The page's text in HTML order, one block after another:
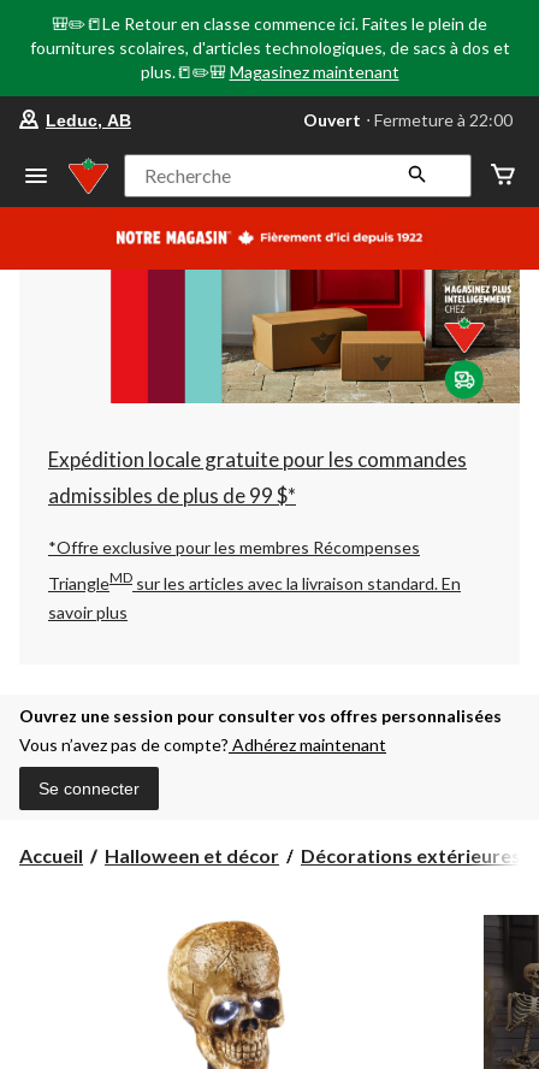
🎒✏️📒Le Retour en classe commence ici. Faites le plein de
fournitures scolaires, d'articles technologiques, de sacs à dos et
plus.📒✏️🎒 Magasinez maintenant
votre
préféré
Leduc,
AB,
courament
Fermeture
à
22:00
cliquer
pour
changer
Leduc, AB Ouvert ⋅ Fermeture à 22:00
Recherche
Expédition locale gratuite pour les commandes
admissibles de plus de 99 $*
*Offre exclusive pour les membres Récompenses
TriangleMD sur les articles avec la livraison standard.En
savoir plus
Ouvrez une session pour consulter vos offres personnalisées
Vous n’avez pas de compte? Adhérez maintenant
Se connecter
Accueil Halloween et décor Décorations extérieures